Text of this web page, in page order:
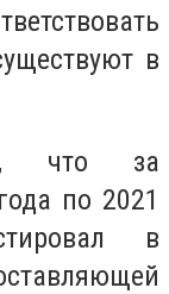
в
что за
по 2021
в